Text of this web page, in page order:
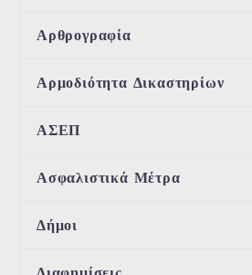
Αρθρογραφία
Αρμοδιότητα Δικαστηρίων
ΑΣΕΠ
Ασφαλιστικά Μέτρα
Δήμοι